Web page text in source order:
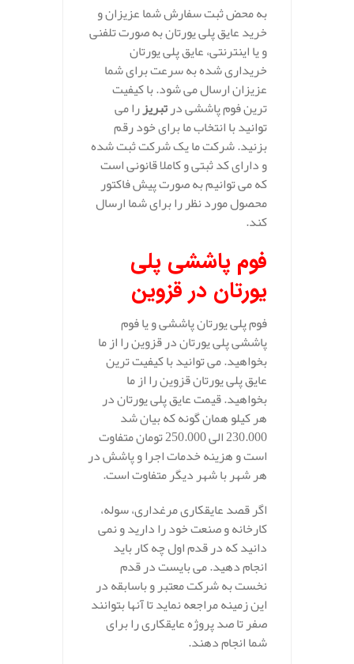
به محض ثبت سفارش شما عزیزان و
خرید عایق پلی یورتان به صورت تلفنی
و یا اینترنتی، عایق پلی یورتان
خریداری شده به سرعت برای شما
عزیزان ارسال می شود. با کیفیت
ترین فوم پاششی درتبریزرا می
توانید با انتخاب ما برای خود رقم
بزنید. شرکت ما یک شرکت ثبت شده
و دارای کد ثبتی و کاملا قانونی است
که می توانیم به صورت پیش فاکتور
محصول مورد نظر را برای شما ارسال
کند.
فوم پاششی پلی
یورتان در قزوین
فوم پلی یورتان پاششی و یا فوم
پاششی پلی یورتان در قزوین را از ما
بخواهید. می توانید با کیفیت ترین
عایق پلی یورتان قزوین را از ما
بخواهید. قیمت عایق پلی یورتان در
هر کیلو همان گونه که بیان شد
230.000 الی 250.000 تومان متفاوت
است و هزینه خدمات اجرا و پاشش در
هر شهر با شهر دیگر متفاوت است.
اگر قصد عایقکاری مرغداری، سوله،
کارخانه و صنعت خود را دارید و نمی
دانید که در قدم اول چه کار باید
انجام دهید. می بایست در قدم
نخست به شرکت معتبر و باسابقه در
این زمینه مراجعه نماید تا آنها بتوانند
صفر تا صد پروژه عایقکاری را برای
شما انجام دهند.